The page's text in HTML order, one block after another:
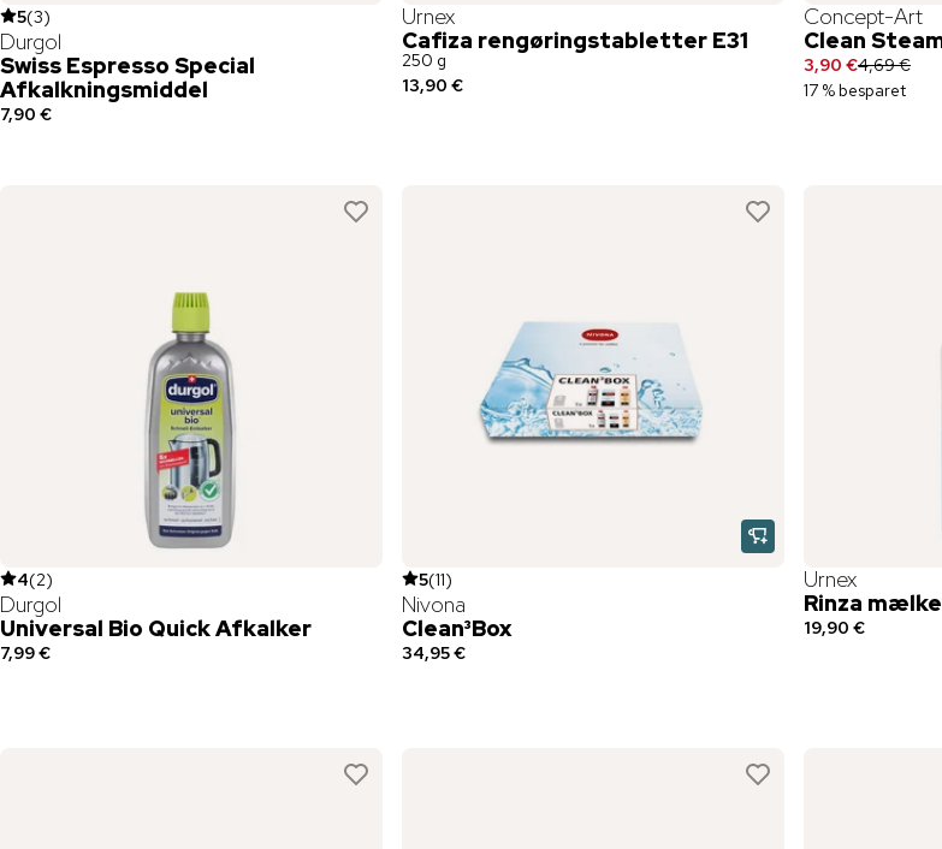
5(3)
Durgol
Swiss Espresso Special
Afkalkningsmiddel
7,90 €
Urnex
Cafiza rengøringstabletter E31
250 g
13,90 €
Concept-Art
Clean
3,90 €4,69 €
17 % besparet
4(2)
Durgol
Universal Bio Quick Afkalker
7,99 €
5(11)
Nivona
Clean³Box
34,95 €
Urnex
Rinza
19,90 €